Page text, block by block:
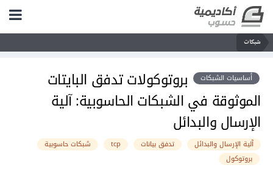
شبكات
أساسيات الشبكات
بروتوكولات تدفق البايتات
الموثوقة في الشبكات الحاسوبية: آلية
الإرسال والبدائل
آلية الإرسال والبدائل تدفق بيانات tcp
شبكات حاسوبية
بروتوكول